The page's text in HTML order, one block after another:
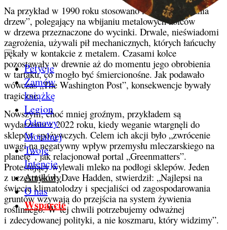
Petycje
Zamów
książkę
Legion
Odnowy
Moralnej
Twoje
Intencje
Artykuły
O nas
Wsparcie
Na przykład w 1990 roku stosowano metodę „nabijania
drzew”, polegający na wbijaniu metalowych kolców
w drzewa przeznaczone do wycinki. Drwale, nieświadomi
zagrożenia, używali pił mechanicznych, których łańcuchy
pękały w kontakcie z metalem. Czasami kolce
pozostawały w drewnie aż do momentu jego obrobienia
w tartaku, co mogło być śmiercionośne. Jak podawało
wówczas „The Washington Post”, konsekwencje bywały
tragiczne.
Nowszym, choć mniej groźnym, przykładem są
wydarzenia z 2022 roku, kiedy weganie wtargnęli do
sklepów spożywczych. Celem ich akcji było „zwrócenie
uwagi na negatywny wpływ przemysłu mleczarskiego na
planetę”, jak relacjonował portal „Greenmatters”.
Protestujący wylewali mleko na podłogi sklepów. Jeden
z uczestników, Dave Hadden, stwierdził: „Najlepsi na
świecie klimatolodzy i specjaliści od zagospodarowania
gruntów wzywają do przejścia na system żywienia
roślinnego. W tej chwili potrzebujemy odważnej
i zdecydowanej polityki, a nie koszmaru, który widzimy”.